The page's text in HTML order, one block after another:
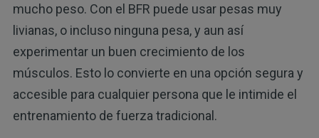
mucho peso. Con el BFR puede usar pesas muy
livianas, o incluso ninguna pesa, y aun así
experimentar un buen crecimiento de los
músculos. Esto lo convierte en una opción segura y
accesible para cualquier persona que le intimide el
entrenamiento de fuerza tradicional.